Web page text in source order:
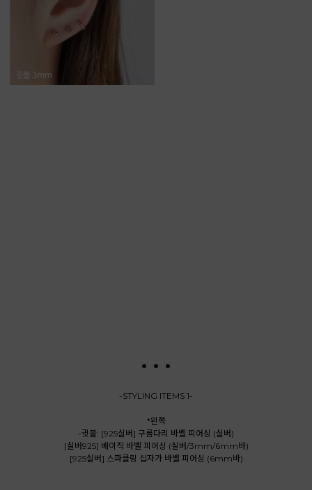
. . .
-STYLING ITEMS 1-
*왼쪽
-귓불: [925실버] 구름다리 바벨 피어싱 (실버)
[실버925] 베이직 바벨 피어싱 (실버/3mm/6mm바)
[925실버] 스파클링 십자가 바벨 피어싱 (6mm바)